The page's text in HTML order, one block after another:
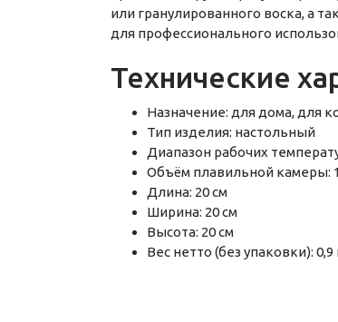
или гранулированного воска, а
для профессионального
Технические
Назначение: для дома, для
Тип изделия: настольный
Диапазон рабочих
Объём плавильной камеры:
Длина: 20 см
Ширина: 20 см
Высота: 20 см
Вес нетто (без упаковки): 0,9